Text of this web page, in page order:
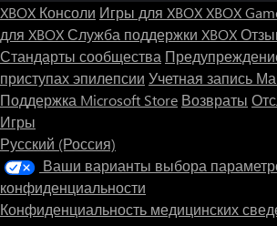
XBOX Консоли Игры для XBOXXBOX
для XBOXСлужба поддержки XBOX
Стандарты сообщества
приступах эпилепсии Учетная запись
Поддержка Microsoft Store Возвраты
Игры
Русский (Россия)
Ваши варианты выбора
конфиденциальности
Конфиденциальность медицинских